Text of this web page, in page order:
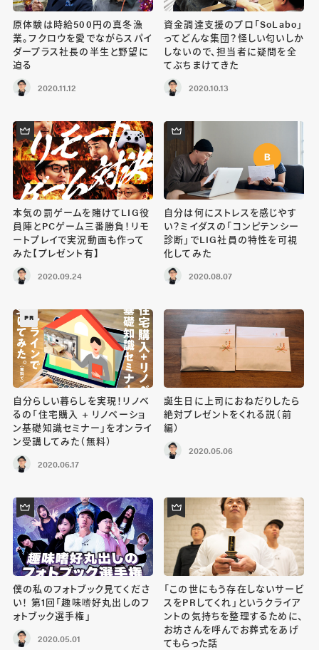
原体験は時給500円の真冬漁
業。フクロウを愛でながらスパイ
ダープラス社長の半生と野望に
迫る
2020.11.12
資金調達支援のプロ「SoLabo」
ってどんな集団？怪しい匂いしか
しないので、担当者に疑問を全
てぶちまけてきた
2020.10.13
本気の罰ゲームを賭けてLIG役
員陣とPCゲーム三番勝負！リモ
ートプレイで実況動画も作って
みた【プレゼント有】
2020.09.24
自分は何にストレスを感じやす
い？ミイダスの「コンピテンシー
診断」でLIG社員の特性を可視
化してみた
2020.08.07
PR
自分らしい暮らしを実現！リノベ
るの「住宅購入 + リノベーショ
ン基礎知識セミナー」をオンライ
ン受講してみた（無料）
2020.06.17
誕生日に上司におねだりしたら
絶対プレゼントをくれる説（前
編）
2020.05.06
僕の私のフォトブック見てくださ
い！ 第1回「趣味嗜好丸出しのフ
ォトブック選手権」
2020.05.01
「この世にもう存在しないサービ
スをPRしてくれ」というクライア
ントの気持ちを整理するために、
お坊さんを呼んでお葬式をあげ
てもらった話